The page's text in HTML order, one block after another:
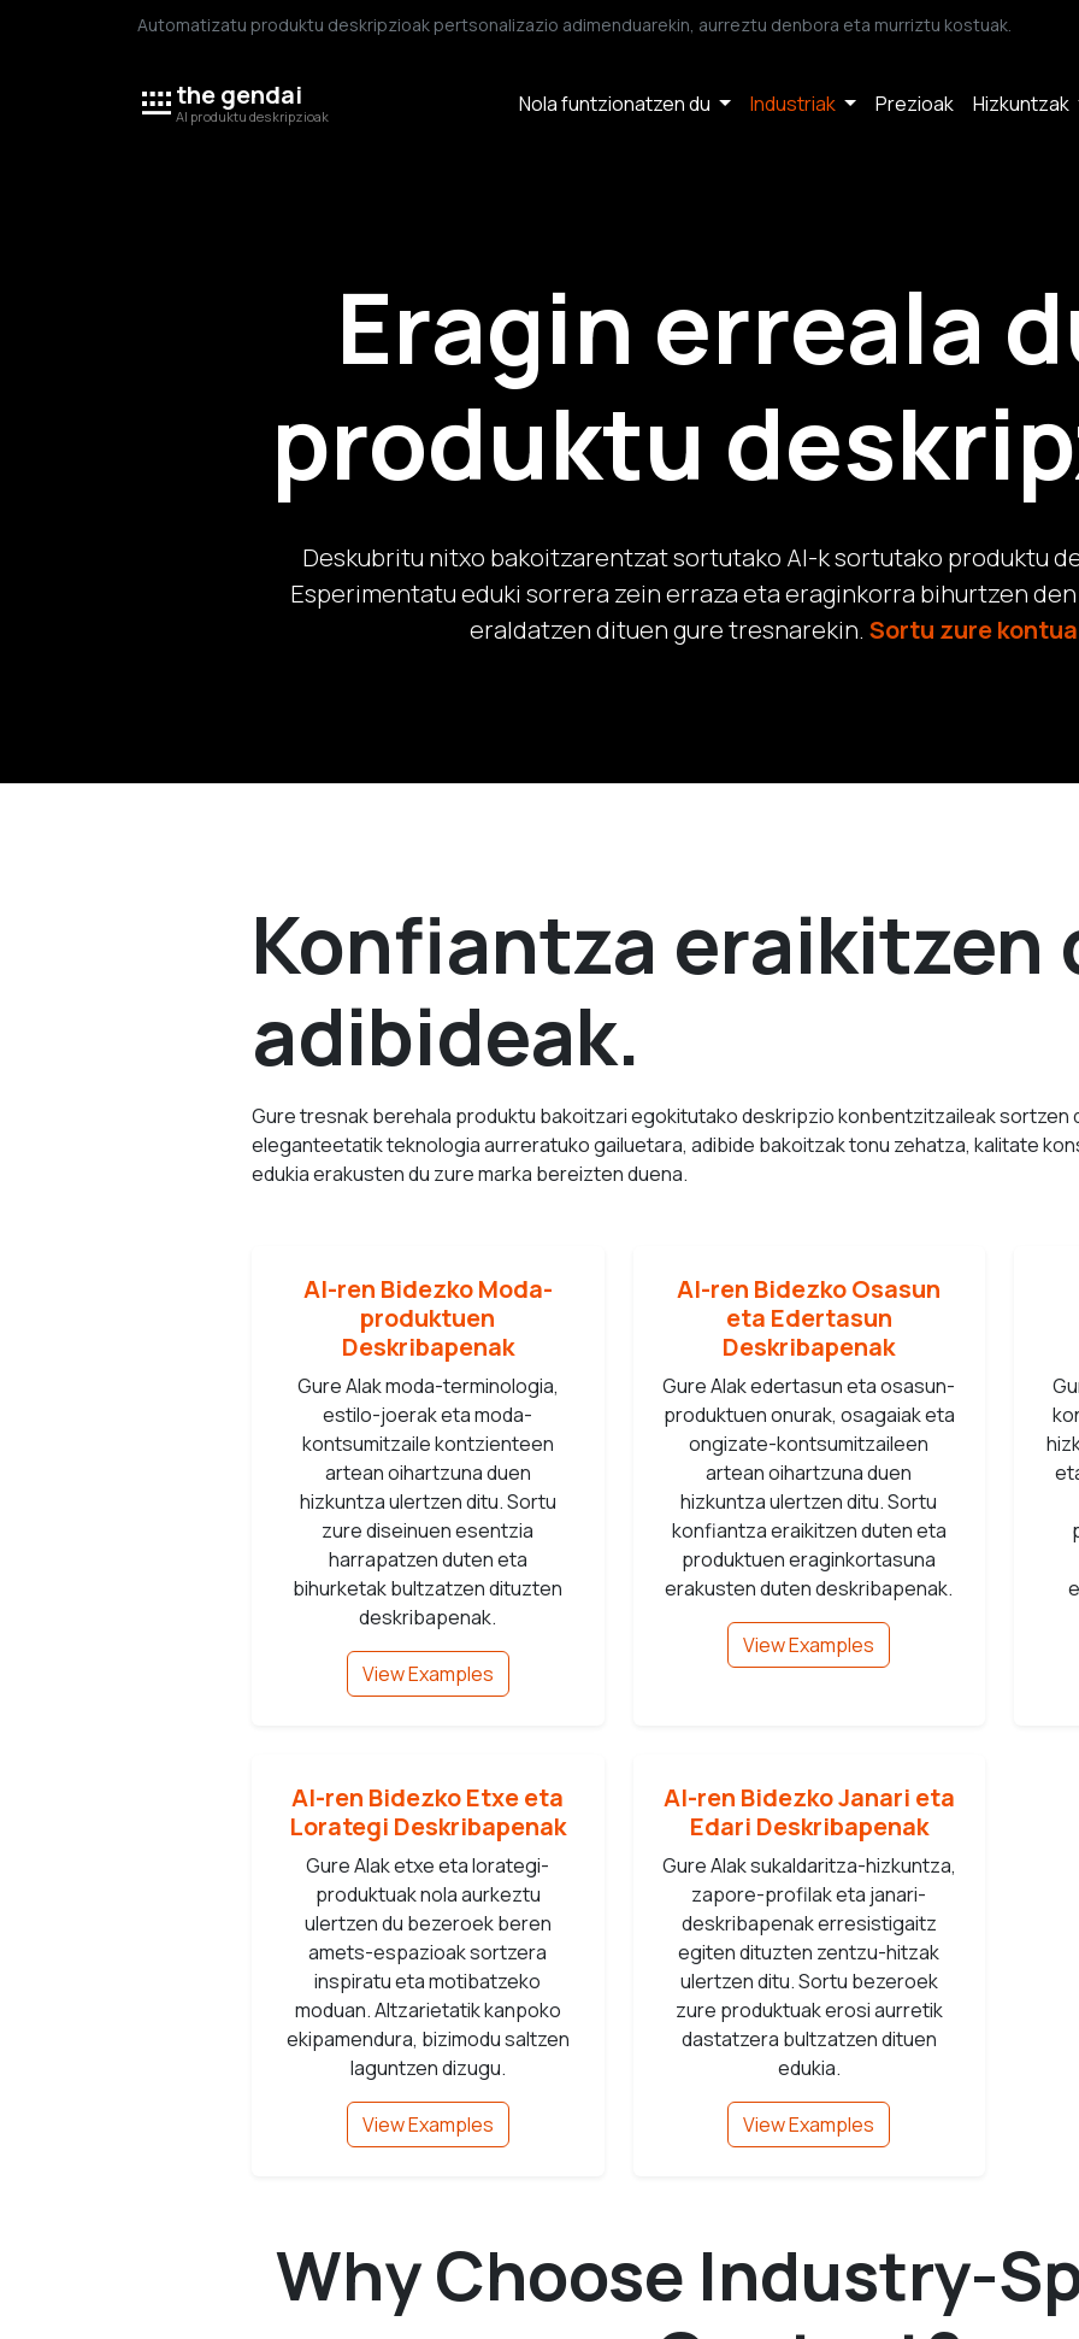
Automatizatu produktu deskripzioak pertsonalizazio adimenduarekin, aurreztu denbora eta murriztu kostuak.
the gendai
AI produktu deskripzioak Nola funtzionatzen du Industriak Prezioak Hizkuntzak
Eragin erreala
produktu
Deskubritu nitxo bakoitzarentzat sortutako AI-k sortutako produktu
Esperimentatu eduki sorrera zein erraza eta eraginkorra bihurtzen
eraldatzen dituen gure tresnarekin. Sortu zure
Konfiantza eraikitzen
adibideak.
Gure tresnak berehala produktu bakoitzari egokitutako deskripzio konbentzitzaileak sortzen
eleganteetatik teknologia aurreratuko gailuetara, adibide bakoitzak tonu zehatza, kalitate
edukia erakusten du zure marka bereizten duena.
AI-ren Bidezko Moda-
produktuen
Deskribapenak
Gure AIak moda-terminologia,
estilo-joerak eta moda-
kontsumitzaile kontzienteen
artean oihartzuna duen
hizkuntza ulertzen ditu. Sortu
zure diseinuen esentzia
harrapatzen duten eta
bihurketak bultzatzen dituzten
deskribapenak.
View Examples
AI-ren Bidezko Osasun
eta Edertasun
Deskribapenak
Gure AIak edertasun eta osasun-
produktuen onurak, osagaiak eta
ongizate-kontsumitzaileen
artean oihartzuna duen
hizkuntza ulertzen ditu. Sortu
konfiantza eraikitzen duten eta
produktuen eraginkortasuna
erakusten duten deskribapenak.
View Examples
AI-ren Bidezko Etxe eta
Lorategi Deskribapenak
Gure AIak etxe eta lorategi-
produktuak nola aurkeztu
ulertzen du bezeroek beren
amets-espazioak sortzera
inspiratu eta motibatzeko
moduan. Altzarietatik kanpoko
ekipamendura, bizimodu saltzen
laguntzen dizugu.
View Examples
AI-ren Bidezko Janari eta
Edari Deskribapenak
Gure AIak sukaldaritza-hizkuntza,
zapore-profilak eta janari-
deskribapenak erresistigaitz
egiten dituzten zentzu-hitzak
ulertzen ditu. Sortu bezeroek
zure produktuak erosi aurretik
dastatzera bultzatzen dituen
edukia.
View Examples
Why Choose Industry-